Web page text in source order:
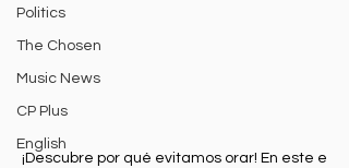
Politics
The Chosen
Music News
CP Plus
English
¡Descubre por qué evitamos orar! En este e